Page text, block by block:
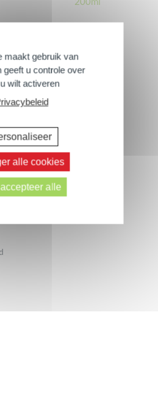
maakt gebruik van
geeft u controle over
wilt activeren
alle cookies
alle